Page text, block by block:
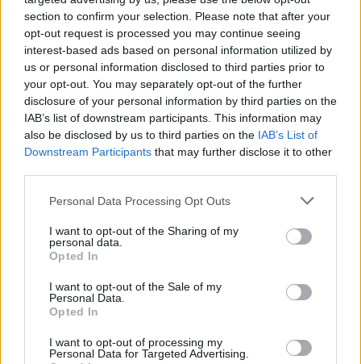
section to confirm your selection. Please note that after your
opt-out request is processed you may continue seeing
interest-based ads based on personal information utilized by
us or personal information disclosed to third parties prior to
your opt-out. You may separately opt-out of the further
disclosure of your personal information by third parties on the
IAB’s list of downstream participants. This information may
also be disclosed by us to third parties on the IAB’s List of
Downstream Participants that may further disclose it to other
Please note that this website/app uses one or more Google
not limited to your visit or usage behaviour. You may click to
grant or deny consent to Google and its third-party tags to
use your data for below specified purposes in below Google
consent section.
Personal Data Processing Opt Outs
I want to opt-out of the Sharing of my
personal data.
Opted In
I want to opt-out of the Sale of my
Personal Data.
Opted In
I want to opt-out of processing my
Personal Data for Targeted Advertising.
siketek számára egyaránt.
Pokorny Lia: Azt hittem, a legnehezebb a nyelv
megtanulása lesz, de sokkal nehezebb a színpadi
létezés, csak az arcommal és a testemmel
fejezhetem ki a gondolataimat, azt is, amit eddig a
hangommal meg tudtam oldani. Sokkal nagyobb
önfegyelmet, koncentrációt, energiát igényel ez a
munka mindannyiunktól.
indult: megtanítani a szöveget a színészeknek - és
egy fantasztikus folyamat részese lehettem.
Lenyűgöző volt figyelni, ahogy a színészek
összhangba hozzák a jelnyelvet saját magukkal, a
színészi játékukkal és az egész színdarabbal.
Színházi előadás jelnyelven, profi színészekkel,
jelnyelvi tolmács nélkül - kell-e ennél több...?
-------------